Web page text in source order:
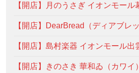
【開店】月のうさぎ イオンモール
【開店】DearBread（ディアブレッ
【開店】島村楽器 イオンモール出
【開店】きのさき 華和ゐ（カワイ）